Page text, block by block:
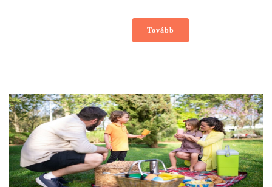
Tovább